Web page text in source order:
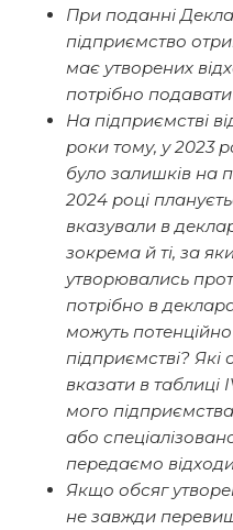
При поданні
підприємство
має утворених
потрібно
На підприємстві
роки тому, у 2023
було залишків на
2024 році
вказували в
зокрема й ті, за
утворювались
потрібно в
можуть
підприємстві? Які
вказати в таблиці
мого
або
передаємо
Якщо обсяг
не завжди